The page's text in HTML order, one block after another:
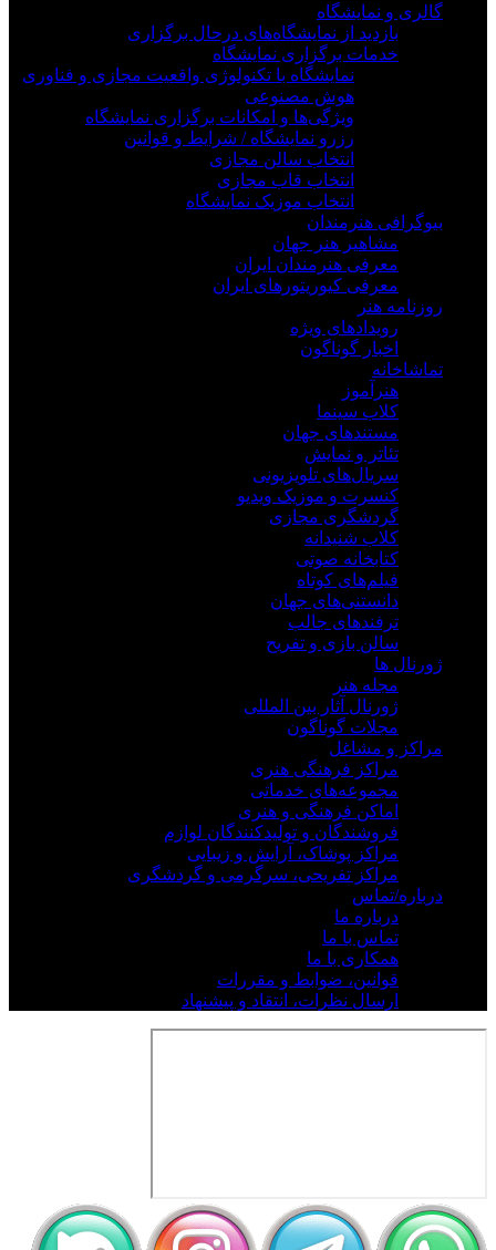
گالری و نمایشگاه
بازدید از نمایشگاه‌های درحال برگزاری
خدمات برگزاری نمایشگاه
نمایشگاه با تکنولوژی واقعیت مجازی و فناوری
هوش مصنوعی
ویژگی‌ها و امکانات برگزاری نمایشگاه
رزرو نمایشگاه / شرایط و قوانین
انتخاب سالن مجازی
انتخاب قاب مجازی
انتخاب موزیک نمایشگاه
بیوگرافی هنرمندان
مشاهیر هنر جهان
معرفی هنرمندان ایران
معرفی کیوریتورهای ایران
روزنامه هنر
رویدادهای ویژه
اخبار گوناگون
تماشاخانه
هنرآموز
کلاب سینما
مستندهای جهان
تئاتر و نمایش
سریال‌های تلویزیونی
کنسرت و موزیک ویدیو
گردشگری مجازی
کلاب شنیدانه
کتابخانه صوتی
فیلم‌های کوتاه
دانستنی‌های جهان
ترفندهای جالب
سالن بازی و تفریح
ژورنال ها
مجله هنر
ژورنال آثار بین المللی
مجلات گوناگون
مراکز و مشاغل
مراکز فرهنگی هنری
مجموعه‌های خدماتی
اماکن فرهنگی و هنری
فروشندگان و تولیدکنندگان لوازم
مراکز پوشاک، آرایش و زیبایی
مراکز تفریحی، سرگرمی و گردشگری
درباره/تماس
درباره ما
تماس با ما
همکاری با ما
قوانین، ضوابط و مقررات
ارسال نظرات، انتقاد و پیشنهاد